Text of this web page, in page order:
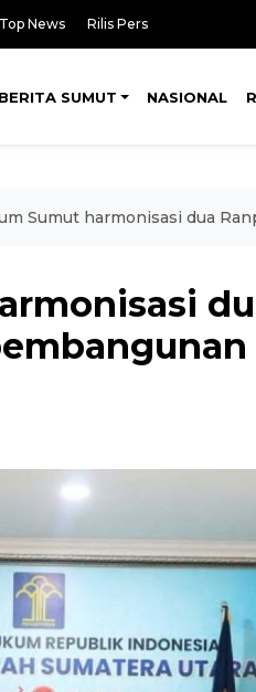
Top News Rilis Pers
BERITA SUMUT NASIONAL
Sumut harmonisasi dua